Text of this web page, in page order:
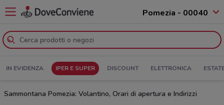
Pomezia - 00040
IN EVIDENZA IPER E SUPER DISCOUNT ELETTRONICA
Sammontana Pomezia: Volantino, Orari di apertura e Indirizzi